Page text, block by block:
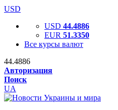
USD
USD 44.4886
EUR 51.3350
Все курсы валют
44.4886
Авторизация
Поиск
UA